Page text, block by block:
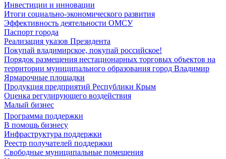
Инвестиции и инновации
Итоги социально-экономического развития
Эффективность деятельности ОМСУ
Паспорт города
Реализация указов Президента
Покупай владимирское, покупай российское!
Порядок размещения нестационарных торговых объектов на
территории муниципального образования город Владимир
Ярмарочные площадки
Продукция предприятий Республики Крым
Оценка регулирующего воздействия
Малый бизнес
Программа поддержки
В помощь бизнесу
Инфраструктура поддержки
Реестр получателей поддержки
Свободные муниципальные помещения